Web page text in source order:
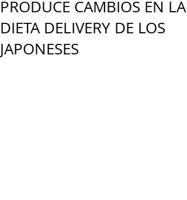
PRODUCE CAMBIOS EN LA
DIETA DELIVERY DE LOS
JAPONESES